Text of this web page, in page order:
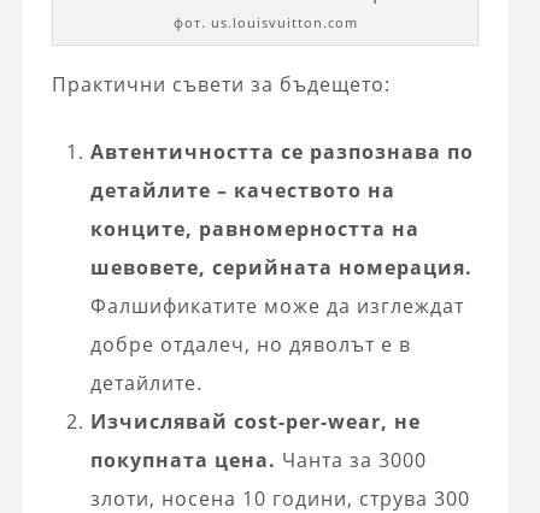
фот. us.louisvuitton.com
Практични съвети за бъдещето:
Автентичността се разпознава по
детайлите – качеството на
конците, равномерността на
шевовете, серийната номерация.
Фалшификатите може да изглеждат
добре отдалеч, но дяволът е в
детайлите.
Изчислявай cost-per-wear, не
покупната цена. Чанта за 3000
злоти, носена 10 години, струва 300